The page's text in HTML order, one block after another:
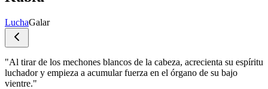
LuchaGalar
"Al tirar de los mechones blancos de la cabeza, acrecienta su espíritu
luchador y empieza a acumular fuerza en el órgano de su bajo
vientre."